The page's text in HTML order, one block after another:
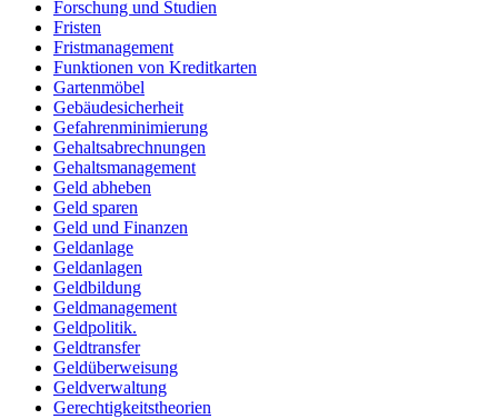
Forschung und Studien
Fristen
Fristmanagement
Funktionen von Kreditkarten
Gartenmöbel
Gebäudesicherheit
Gefahrenminimierung
Gehaltsabrechnungen
Gehaltsmanagement
Geld abheben
Geld sparen
Geld und Finanzen
Geldanlage
Geldanlagen
Geldbildung
Geldmanagement
Geldpolitik.
Geldtransfer
Geldüberweisung
Geldverwaltung
Gerechtigkeitstheorien